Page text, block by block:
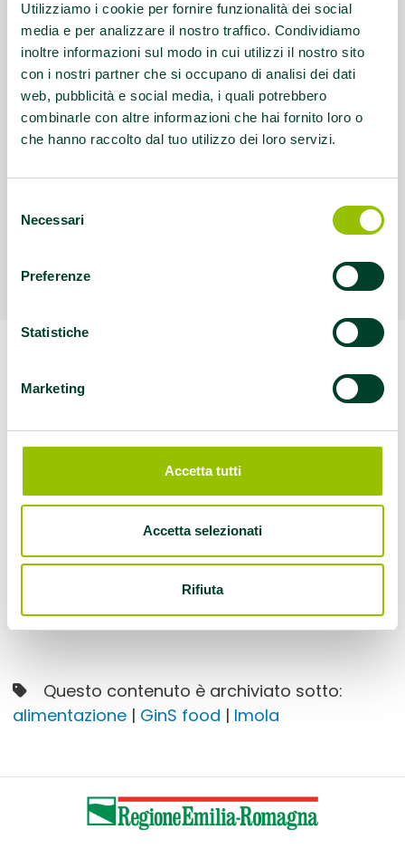
Utilizziamo i cookie per fornire funzionalità dei social
media e per analizzare il nostro traffico. Condividiamo
inoltre informazioni sul modo in cui utilizzi il nostro sito
con i nostri partner che si occupano di analisi dei dati
web, pubblicità e social media, i quali potrebbero
combinarle con altre informazioni che hai fornito loro o
che hanno raccolto dal tuo utilizzo dei loro servizi.
delNecessari
Preferenze
Statistiche
Marketing
Accetta tutti
Accetta selezionati
Rifiuta
La vecchia tradizione in giovani mani di
Annalisa Fini, con la possibilità di consumare
un pasto gustoso e bilanciato dal punto di
vista nutrizionale.
Questo contenuto è archiviato sotto:
alimentazione| GinS food | Imola